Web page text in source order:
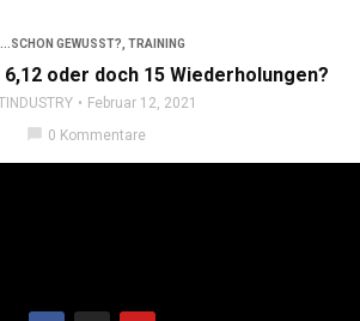
...SCHON GEWUSST? TRAINING
oder doch 15 Wiederholungen?
Februar 12, 2021
chat_bubble 0 Kommentare